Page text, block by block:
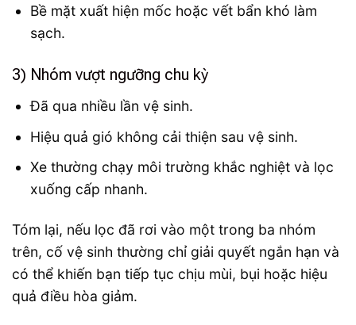
Bề mặt xuất hiện mốc hoặc vết bẩn khó làm
sạch.
3) Nhóm vượt ngưỡng chu kỳ
Đã qua nhiều lần vệ sinh.
Hiệu quả gió không cải thiện sau vệ sinh.
Xe thường chạy môi trường khắc nghiệt và lọc
xuống cấp nhanh.
Tóm lại, nếu lọc đã rơi vào một trong ba nhóm
trên, cố vệ sinh thường chỉ giải quyết ngắn hạn và
có thể khiến bạn tiếp tục chịu mùi, bụi hoặc hiệu
quả điều hòa giảm.